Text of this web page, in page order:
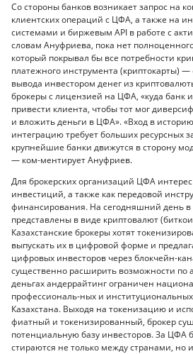
Со стороны банков возникает запрос на
клиентских операций с ЦФА, а также на
системами и биржевым API в работе с
словам Ануфриева, пока нет
который покрывал бы все потребности
платежного инструмента (криптокарты) —
вывода инвестором денег из
брокеры с лицензией на ЦФА, «куда банк
привести клиента, чтобы тот мог
и вложить деньги в ЦФА». «Вход в
интеграцию требует больших ресурсных
крупнейшие банки движутся в сторону
— ком-ментирует Ануфриев.
Для брокерских организаций ЦФА
инвестиций, а также как передовой
финансирования. На сегодняшний день в
представлены в виде криптовалют
Казахстанские брокеры хотят
выпускать их в цифровой форме и
цифровых инвесторов через блокчейн-
существенно расширить возможности по
деньгах андеррайтинг ограничен
профессиональ-ных и
Казахстана. Выходя на токенизацию и
фиатный и токенизированный, брокер
потенциальную базу инвесторов. За
стираются не только между странами, но